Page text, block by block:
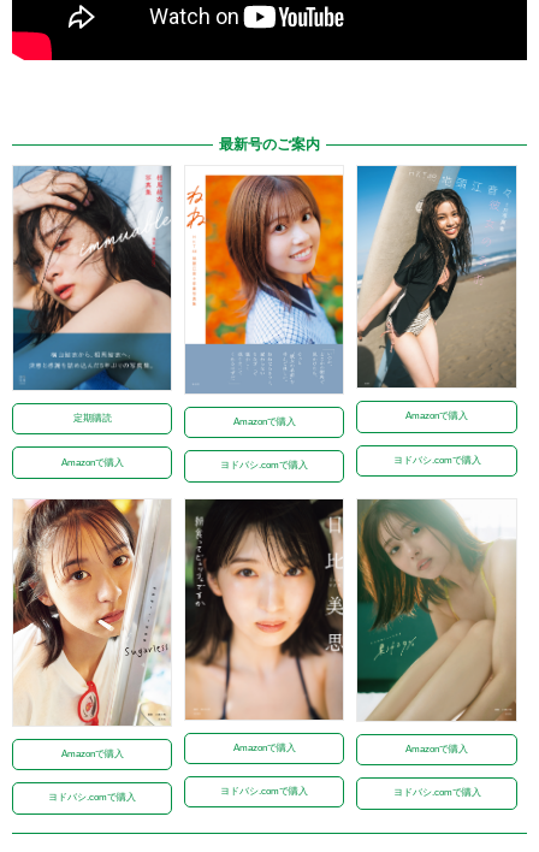
最新号のご案内
定期購読
Amazonで購入
Amazonで購入
ヨドバシ.comで購入
Amazonで購入
ヨドバシ.comで購入
Amazonで購入
ヨドバシ.comで購入
Amazonで購入
ヨドバシ.comで購入
Amazonで購入
ヨドバシ.comで購入